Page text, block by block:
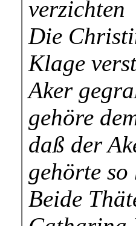
verzichten
Die
Klage
Aker
gehöre
daß der
gehörte
Beide